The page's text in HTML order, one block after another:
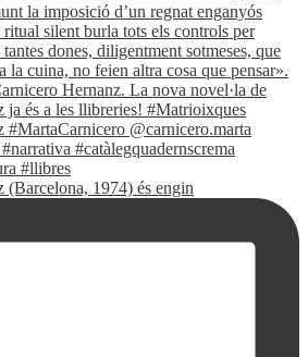
1974) és engin